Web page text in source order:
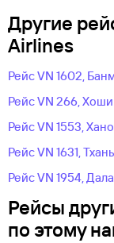
Другие
Airlines
Рейс VN 1602,
Рейс VN 266,
Рейс VN 1553,
Рейс VN 1631,
Рейс VN 1954,
Рейсы
по этому